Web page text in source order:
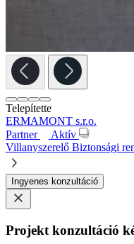
Telepítette
ERMAMONT s.r.o.
Partner
Aktív
Villanyszerelő Biztonsági
Ingyenes konzultáció
Projekt konzultáció